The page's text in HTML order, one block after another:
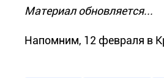
Материал обновляется...
Напомним, 12 февраля в